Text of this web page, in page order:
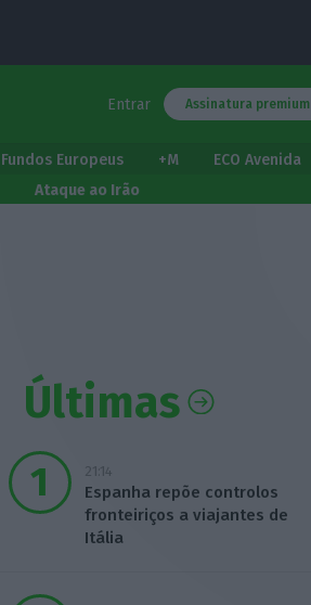
Entrar Assinatura premium
Fundos Europeus +M
ECO Avenida
Ataque ao Irão
Últimas
21:14
Espanha repõe controlos
fronteiriços a viajantes de
Itália